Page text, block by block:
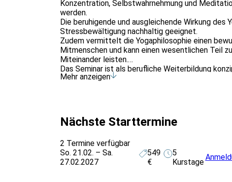
Konzentration, Selbstwahrnehmung und
werden.
Die beruhigende und ausgleichende Wirkung
Stressbewältigung nachhaltig geeignet.
Zudem vermittelt die Yogaphilosophie einen
Mitmenschen und kann einen wesentlichen Teil
Miteinander leisten.
Das Seminar ist als berufliche Weiterbildung
aus dem oftmals stressigen Berufs- und
der Stressbewältigung dienen. Denn Yoga ist
Entspannungstechnik zur Stressbewältigung: Die
Somit ist das Seminar für alle geeignet, die sich
konzentrieren möchten und Impulse für das
Da Sie in diesem Seminar die Grundlagen des
Mehr anzeigen
Nächste Starttermine
2 Termine verfügbar
So. 21.02. – Sa.
27.02.2027
549
€
5
Kurstage